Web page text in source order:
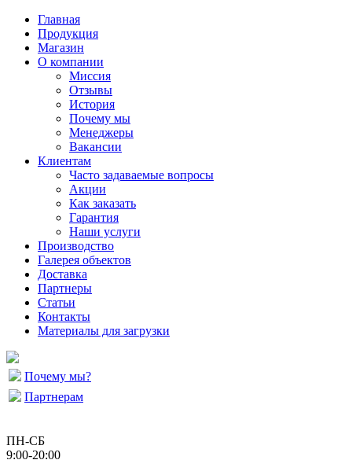
Главная
Продукция
Магазин
О компании
Миссия
Отзывы
История
Почему мы
Менеджеры
Вакансии
Клиентам
Часто задаваемые вопросы
Акции
Как заказать
Гарантия
Наши услуги
Производство
Галерея объектов
Доставка
Партнеры
Статьи
Контакты
Материалы для загрузки
Почему мы?
Партнерам
ПН-СБ
9:00-20:00